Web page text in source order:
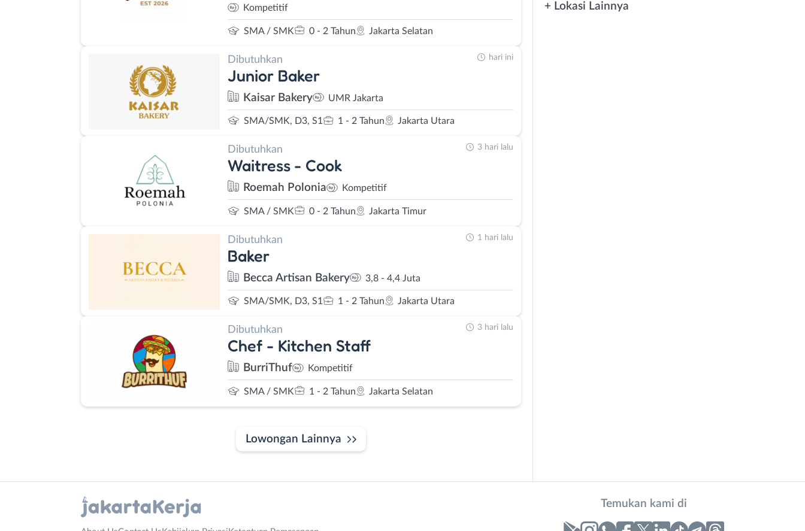
Kompetitif
SMA / SMK 0 - 2 Tahun Jakarta Selatan
Dibutuhkan
Junior Baker
Kaisar Bakery UMR Jakarta
SMA/SMK, D3, S1 1 - 2 Tahun Jakarta Utara
hari ini
Dibutuhkan
Waitress - Cook
Roemah Polonia Kompetitif
SMA / SMK 0 - 2 Tahun Jakarta Timur
3 hari lalu
Dibutuhkan
Baker
Becca Artisan Bakery 3,8 - 4,4 Juta
SMA/SMK, D3, S1 1 - 2 Tahun Jakarta Utara
1 hari lalu
Dibutuhkan
Chef - Kitchen Staff
BurriThuf Kompetitif
SMA / SMK 1 - 2 Tahun Jakarta Selatan
3 hari lalu
Lowongan Lainnya
+ Lokasi Lainnya
Temukan kami di